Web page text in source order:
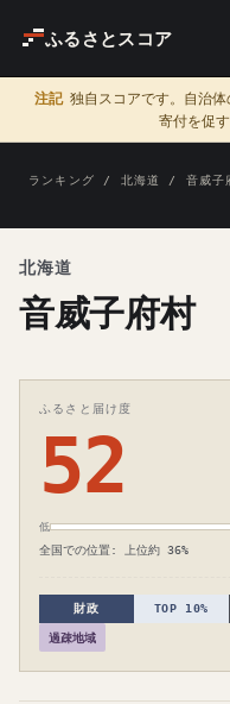
ふるさとスコア
注記 独自スコアです。自治
寄付を促
ランキング / 北海道 / 音威子
北海道
音威子府村
ふるさと届け度
52
低
全国での位置: 上位約 36%
財政 TOP 10%
過疎地域